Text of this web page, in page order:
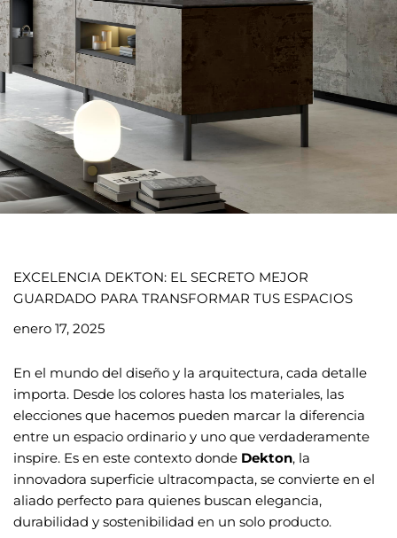
EXCELENCIA DEKTON: EL SECRETO MEJOR
GUARDADO PARA TRANSFORMAR TUS ESPACIOS
enero 17, 2025
En el mundo del diseño y la arquitectura, cada detalle
importa. Desde los colores hasta los materiales, las
elecciones que hacemos pueden marcar la diferencia
entre un espacio ordinario y uno que verdaderamente
inspire. Es en este contexto donde Dekton, la
innovadora superficie ultracompacta, se convierte en el
aliado perfecto para quienes buscan elegancia,
durabilidad y sostenibilidad en un solo producto.